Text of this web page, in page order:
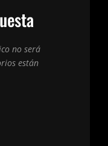
no será
están